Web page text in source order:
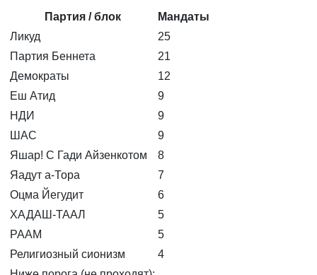
Партия / блок
Мандаты
Ликуд
25
Партия Беннета
21
Демократы
12
Еш Атид
9
НДИ
9
ШАС
9
Яшар! С Гади Айзенкотом
8
Яадут а-Тора
7
Оцма Йегудит
6
ХАДАШ-ТААЛ
5
РААМ
5
Религиозный сионизм
4